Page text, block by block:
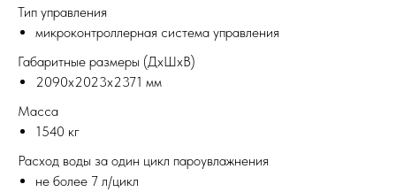
Тип управления
микроконтроллерная система управления
Габаритные размеры (ДхШхВ)
2090х2023х2371 мм
Масса
1540 кг
Расход воды за один цикл пароувлажнения
не более 7 л/цикл